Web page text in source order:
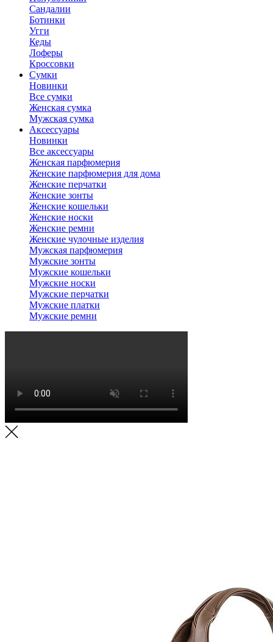
Сандалии
Ботинки
Угги
Кеды
Лоферы
Кроссовки
Сумки
Новинки
Все сумки
Женская сумка
Мужская сумка
Аксессуары
Новинки
Все аксессуары
Женская парфюмерия
Женские парфюмерия для дома
Женские перчатки
Женские зонты
Женские кошельки
Женские носки
Женские ремни
Женские чулочные изделия
Мужская парфюмерия
Мужские зонты
Мужские кошельки
Мужские носки
Мужские перчатки
Мужские платки
Мужские ремни